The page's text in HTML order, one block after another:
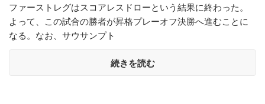
ファーストレグはスコアレスドローという結果に終わった。
よって、この試合の勝者が昇格プレーオフ決勝へ進むことに
なる。なお、サウサンプト
続きを読む